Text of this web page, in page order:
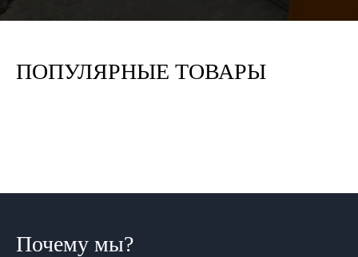
ПОПУЛЯРНЫЕ ТОВАРЫ
Почему мы?